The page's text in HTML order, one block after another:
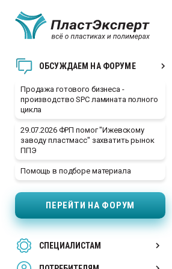
ОБСУЖДАЕМ НА ФОРУМЕ
Продажа готового бизнеса -
производство SPC ламината полного
цикла
29.07.2026 ФРП помог "Ижевскому
заводу пластмасс" захватить рынок
ППЭ
Помощь в подборе материала
ПЕРЕЙТИ НА ФОРУМ
СПЕЦИАЛИСТАМ